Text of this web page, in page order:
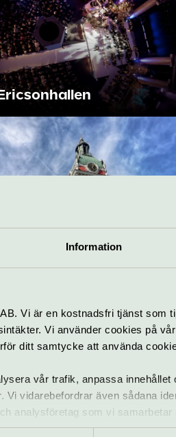
Information
Vi är en kostnadsfri tjänst som
Vi använder cookies på
ditt samtycke att använda
vår trafik, anpassa
Vi vidarebefordrar även sådana
analysföretag som vi
har tillhandahållit eller som de